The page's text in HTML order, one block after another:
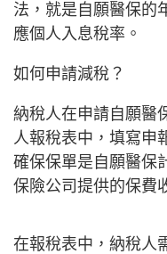
法，就是自願醫保的
應個人入息稅率。
如何申請減稅？
納稅人在申請自願醫
人報稅表中，填寫申
確保保單是自願醫保
保險公司提供的保費
在報稅表中，納稅人